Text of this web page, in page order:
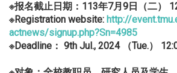
※报名截止日期：113年7月9 日（二）
※Registration website: http://
actnews/signup.php?Sn=4985
※Deadline ： 9th Jul., 2024 （Tue.）